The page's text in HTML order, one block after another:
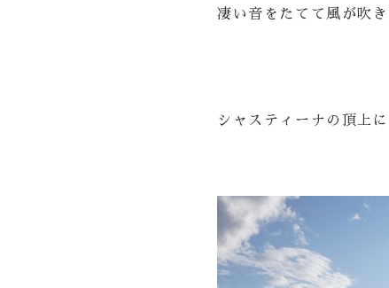
凄い音をたてて風が吹き
シャスティーナの頂上